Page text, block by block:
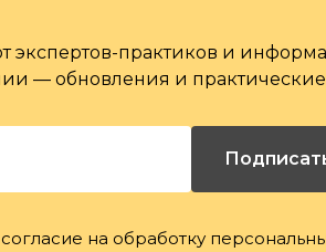
экспертов-практиков и
— обновления и
на обработку